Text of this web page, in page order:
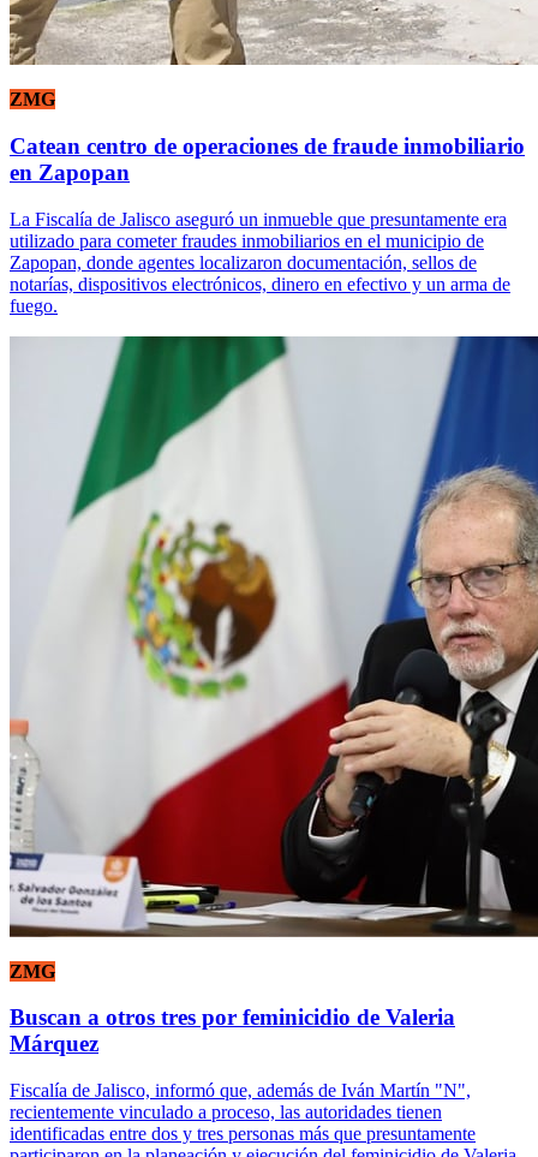
ZMG
Catean centro de operaciones de fraude inmobiliario
en Zapopan
La Fiscalía de Jalisco aseguró un inmueble que presuntamente era
utilizado para cometer fraudes inmobiliarios en el municipio de
Zapopan, donde agentes localizaron documentación, sellos de
notarías, dispositivos electrónicos, dinero en efectivo y un arma de
fuego.
ZMG
Buscan a otros tres por feminicidio de Valeria
Márquez
Fiscalía de Jalisco, informó que, además de Iván Martín "N",
recientemente vinculado a proceso, las autoridades tienen
identificadas entre dos y tres personas más que presuntamente